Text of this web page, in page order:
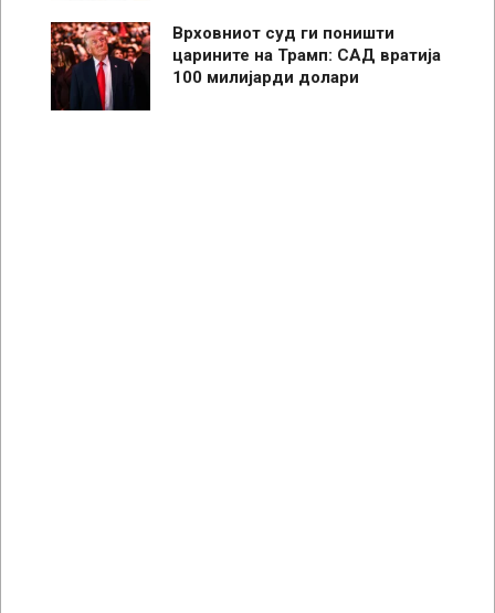
Врховниот суд ги поништи
царините на Трамп: САД вратија
100 милијарди долари